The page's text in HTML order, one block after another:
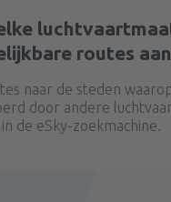
routes
naar de steden
door andere
de eSky-zoekmachine.